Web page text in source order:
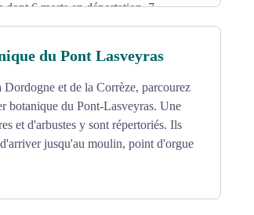
dont 6 morts en déportation, 7
former le Bataillon Violette, bataillon
la mémoire : années 1940 à 1945,
des martyrs.
une exposition présentant les
du Pont Lasveyras
et de la Corrèze, parcourez
botanique du Pont-Lasveyras. Une
et d'arbustes y sont répertoriés. Ils
jusqu'au moulin, point d'orgue